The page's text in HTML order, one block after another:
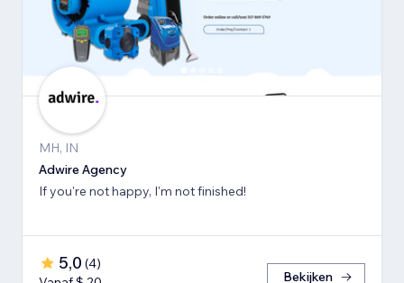
MH, IN
Adwire Agency
If you're not happy, I'm not finished!
5,0 (4)
Bekijken